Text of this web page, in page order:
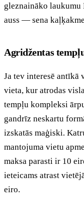
gleznaināko
auss — sena
Agridžentas
Ja tev interesē
vieta, kur atrodas
tempļu kompleksi
gandrīz neskartu
izskatās maģiski.
mantojuma vietu
maksa parasti ir 10
ieteicams atrast
eiro.